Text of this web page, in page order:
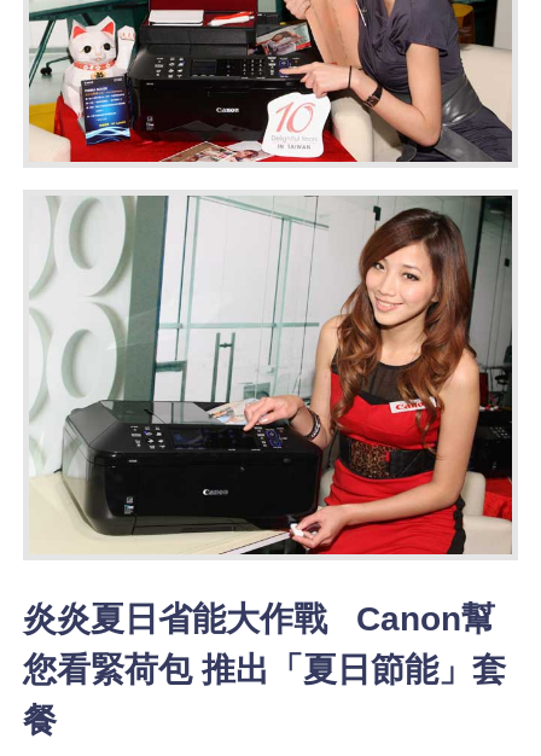
炎炎夏日省能大作戰 Canon幫
您看緊荷包 推出「夏日節能」套
餐